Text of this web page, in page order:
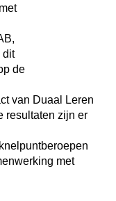
dit
de
van Duaal Leren
resultaten zijn er
met